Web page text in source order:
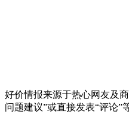
好价情报来源于热心网友及
问题建议”或直接发表“评论”